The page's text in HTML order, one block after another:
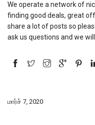
We operate a network of
finding good deals, great
share a lot of posts so
ask us questions and we
மார்ச் 7, 2020